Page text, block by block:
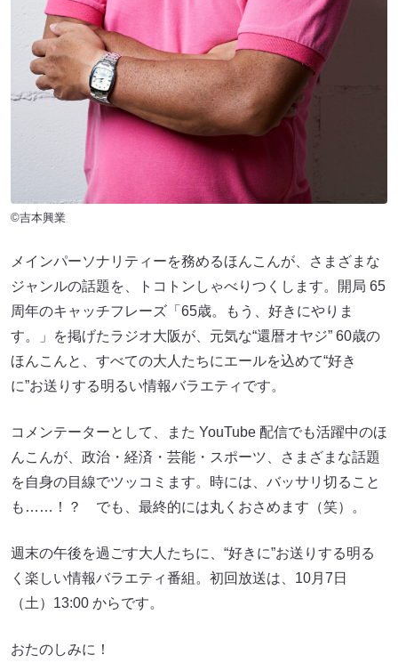
©吉本興業
メインパーソナリティーを務めるほんこんが、さまざまな
ジャンルの話題を、トコトンしゃべりつくします。開局 65
周年のキャッチフレーズ「65歳。もう、好きにやりま
す。」を掲げたラジオ⼤阪が、元気な“還暦オヤジ” 60歳の
ほんこんと、すべての⼤⼈たちにエールを込めて“好き
に”お送りする明るい情報バラエティです。
コメンテーターとして、また YouTube 配信でも活躍中のほ
んこんが、政治・経済・芸能・スポーツ、さまざまな話題
を⾃⾝の⽬線でツッコミます。時には、バッサリ切ること
も……！？ でも、最終的には丸くおさめます（笑）。
週末の午後を過ごす⼤⼈たちに、“好きに”お送りする明る
く楽しい情報バラエティ番組。初回放送は、10⽉7⽇
（⼟）13:00 からです。
おたのしみに！